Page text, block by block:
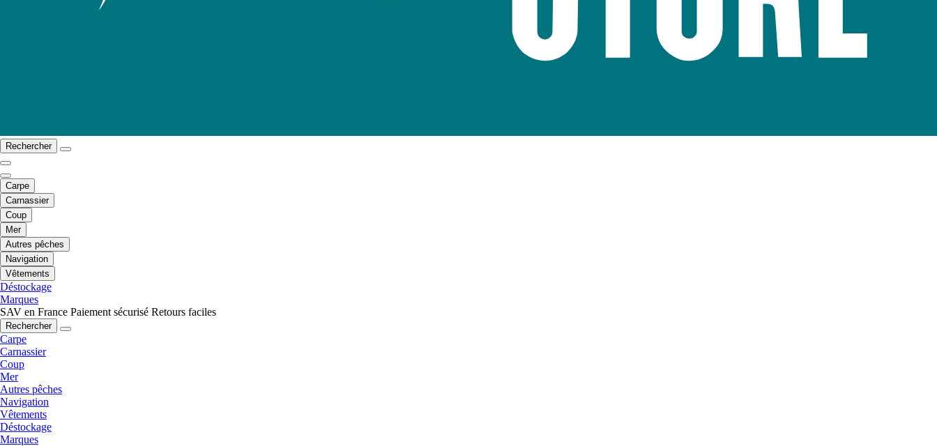
Rechercher
Carpe
Carnassier
Coup
Mer
Autres pêches
Navigation
Vêtements
Déstockage
Marques
SAV en France Paiement sécurisé Retours faciles
Rechercher
Carpe
Carnassier
Coup
Mer
Autres pêches
Navigation
Vêtements
Déstockage
Marques